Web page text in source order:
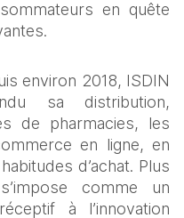
en quête
environ 2018, ISDIN
sa distribution,
de pharmacies, les
en ligne, en
d’achat. Plus
comme un
à l’innovation